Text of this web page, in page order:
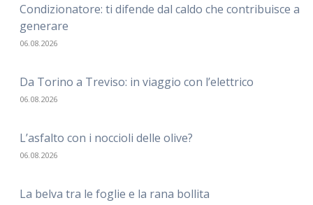
Condizionatore: ti difende dal caldo che contribuisce a
generare
06.08.2026
Da Torino a Treviso: in viaggio con l’elettrico
06.08.2026
L’asfalto con i noccioli delle olive?
06.08.2026
La belva tra le foglie e la rana bollita